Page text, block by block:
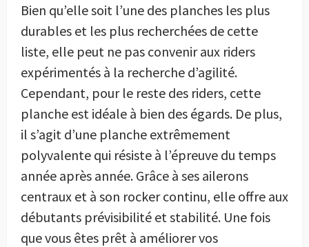
Bien qu’elle soit l’une des planches les plus
durables et les plus recherchées de cette
liste, elle peut ne pas convenir aux riders
expérimentés à la recherche d’agilité.
Cependant, pour le reste des riders, cette
planche est idéale à bien des égards. De plus,
il s’agit d’une planche extrêmement
polyvalente qui résiste à l’épreuve du temps
année après année. Grâce à ses ailerons
centraux et à son rocker continu, elle offre aux
débutants prévisibilité et stabilité. Une fois
que vous êtes prêt à améliorer vos